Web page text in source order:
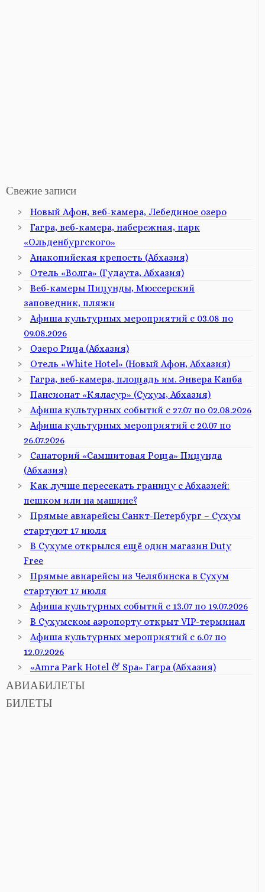
Свежие записи
Новый Афон, веб-камера, Лебединое озеро
Гагра, веб-камера, набережная, парк
«Ольденбургского»
Анакопийская крепость (Абхазия)
Отель «Волга» (Гудаута, Абхазия)
Веб-камеры Пицунды, Мюссерский
заповедник, пляжи
Афиша культурных мероприятий с 03.08 по
09.08.2026
Озеро Рица (Абхазия)
Отель «White Hotel» (Новый Афон, Абхазия)
Гагра, веб-камера, площадь им. Энвера Капба
Пансионат «Кяласур» (Сухум, Абхазия)
Афиша культурных событий с 27.07 по 02.08.2026
Афиша культурных мероприятий с 20.07 по
26.07.2026
Санаторий «Самшитовая Роща» Пицунда
(Абхазия)
Как лучше пересекать границу с Абхазией:
пешком или на машине?
Прямые авиарейсы Санкт-Петербург – Сухум
стартуют 17 июля
В Сухуме открылся ещё один магазин Duty
Free
Прямые авиарейсы из Челябинска в Сухум
стартуют 17 июля
Афиша культурных событий с 13.07 по 19.07.2026
В Сухумском аэропорту открыт VIP-терминал
Афиша культурных мероприятий с 6.07 по
12.07.2026
«Amra Park Hotel & Spa» Гагра (Абхазия)
АВИАБИЛЕТЫ
БИЛЕТЫ